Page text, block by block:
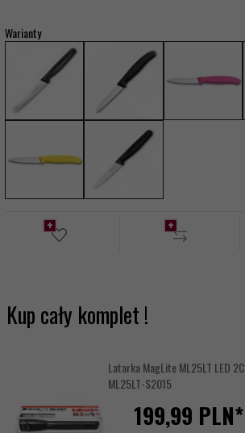
Warianty
Kup cały komplet !
Latarka MagLite ML25LT LED 2C
ML25LT-S2015
199,99 PLN*